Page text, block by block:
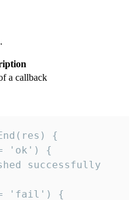
a callback
{
'ok') {
successfully
'fail') {